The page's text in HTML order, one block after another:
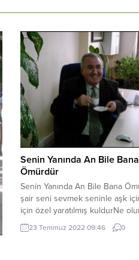
Senin Yanında An Bile Bana
Ömürdür
Senin Yanında An Bile Bana
şair seni sevmek seninle aşk
için özel yaratılmış kuldurNe
günlerdir yanaklarıma
damlayan yaşları durdurBana
23 Temmuz 2022 09:46 0